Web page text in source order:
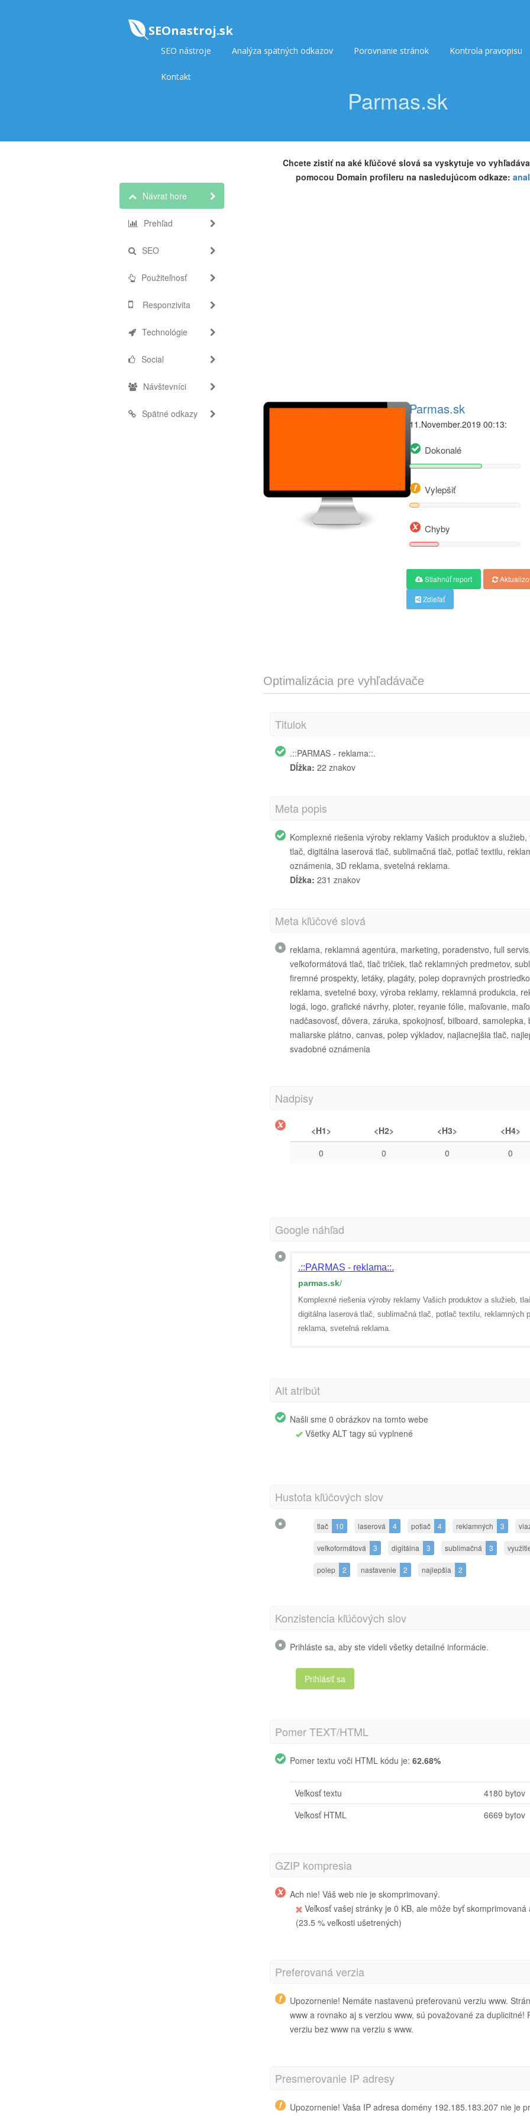
SEOnastroj.sk
SEO nástroje Analýza spätných odkazov Porovnanie stránok Kontrola pravopisu
Kontakt
Parmas.sk
Návrat hore
Prehľad
SEO
Použiteľnosť
Responzivita
Technológie
Social
Návštevníci
Spätné odkazy
Chcete zistiť na aké kľúčové slová sa vyskytuje vo
pomocou Domain profileru na nasledujúcom odkaze:
Parmas.sk
11.November.2019 00:13:
Dokonalé
Vylepšiť
Chyby
Stiahnúť report
Zdieľať
Optimalizácia pre vyhľadávače
Titulok
.::PARMAS - reklama::.
Dĺžka: 22 znakov
Meta popis
Komplexné riešenia výroby reklamy Vašich produktov a
tlač, digitálna laserová tlač, sublimačná tlač, potlač textilu,
oznámenia, 3D reklama, svetelná reklama.
Dĺžka: 231 znakov
Meta kľúčové slová
reklama, reklamná agentúra, marketing, poradenstvo, full
veľkoformátová tlač, tlač tričiek, tlač reklamných predmetov,
firemné prospekty, letáky, plagáty, polep dopravných
reklama, svetelné boxy, výroba reklamy, reklamná produkcia,
logá, logo, grafické návrhy, ploter, reyanie fólie, maľovanie,
nadčasovosť, dôvera, záruka, spokojnosť, bilboard,
maliarske plátno, canvas, polep výkladov, najlacnejšia tlač,
svadobné oznámenia
Nadpisy
<H1> <H2> <H3> <H4>
0
0 0 0
Google náhľad
.::PARMAS - reklama::.
parmas.sk/
Komplexné riešenia výroby reklamy Vašich produktov a služieb,
digitálna laserová tlač, sublimačná tlač, potlač textilu, reklamných
reklama, svetelná reklama.
Alt atribút
Našli sme 0 obrázkov na tomto webe
Všetky ALT tagy sú vyplnené
Hustota kľúčových slov
tlač 10 laserová 4 potlač 4 reklamných 3
veľkoformátová 3 digitálna 3 sublimačná 3
polep 2 nastavenie 2 najlepšia 2
Konzistencia kľúčových slov
Prihláste sa, aby ste videli všetky detailné informácie.
Prihlásiť sa
Pomer TEXT/HTML
Pomer textu voči HTML kódu je: 62.68%
Veľkosť textu
4180 bytov
Veľkosť HTML
6669 bytov
GZIP kompresia
Ach nie! Váš web nie je skomprimovaný.
Veľkosť vašej stránky je 0 KB, ale môže byť
(23.5 % veľkosti ušetrených)
Preferovaná verzia
Upozornenie! Nemáte nastavenú preferovanú verziu www.
www a rovnako aj s verziou www, sú považované za
verziu bez www na verziu s www.
Presmerovanie IP adresy
Upozornenie! Vaša IP adresa domény 192.185.183.207 nie je